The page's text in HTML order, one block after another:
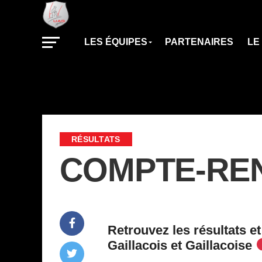
LES ÉQUIPES PARTENAIRES
RÉSULTATS
COMPTE-
Retrouvez les résultats
Gaillacois et Gaillacoise